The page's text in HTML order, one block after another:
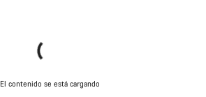
El contenido se está cargando